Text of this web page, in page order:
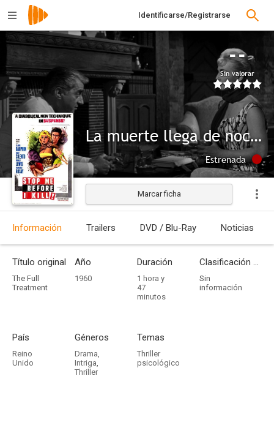
Identificarse/Registrarse
--
Sin valorar
La muerte llega de noche
Estrenada
Marcar ficha
Información Trailers DVD / Blu-Ray Noticias
Título original
The Full
Treatment
Año
1960
Duración
1 hora y
47
minutos
Clasificación por edades
Sin
información
País
Reino
Unido
Géneros
Drama,
Intriga,
Thriller
Temas
Thriller
psicológico